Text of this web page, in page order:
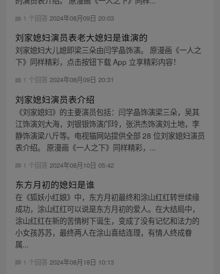
1 个回答 2024年08月09日 20:03
刘家媳妇演员表老大媳妇是谁演的
刘家媳妇大儿媳即梁三朵由闫学晶饰演。 原漫画《一人之
下》同样精彩，点击按钮下载 App 立享精彩内容！
1 个回答 2024年08月09日 20:31
刘家媳妇演员表介绍
《刘家媳妇》的主要演员包括：闫学晶饰演梁三朵，吴其
江饰演刘大海，刘银银饰演邝玲，张洪杰饰演刘土地，李
静饰演梁八斤等。电视猫网站提供全部 28 位刘家媳妇演员
表介绍。 原漫画《一人之下》同样精彩，...
1 个回答 2024年08月10日 05:42
东方月初的媳妇是谁
在《狐妖小红娘》中，东方月初最终和涂山红红转世续缘
成功，涂山红红可以说是东方月初的爱人。在大结局中，
涂山红红在新的苦情树下诞生，变成了没有记忆和法力的
小女孩苏苏，最终两人在涂山喜结连理，有情人终成眷
属...
1 个回答 2024年08月18日 10:13